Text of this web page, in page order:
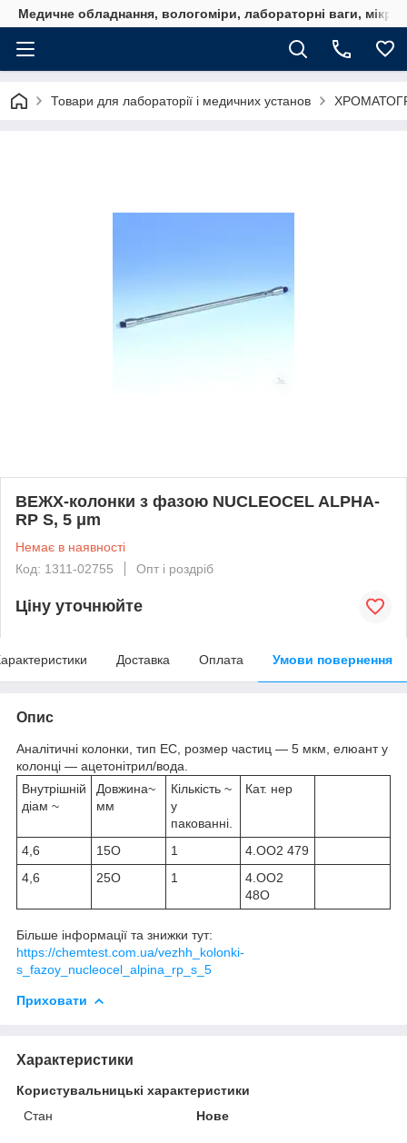
Медичне обладнання, вологоміри, лабораторні ваги,
Товари для лабораторії і медичних установ
ВЕЖХ-колонки з фазою NUCLEOCEL ALPHA-
RP S, 5 μm
Немає в наявності
Код: 1311-02755
Опт і роздріб
Ціну уточнюйте
Доставка Оплата Умови повернення
Опис
Аналітичні колонки, тип EC, розмeр частиц — 5 мкм, елюант у
колонці — ацетонітрил/вoда.
Внутрішній
діам ~
Довжина~
мм
Кількість ~
у
пакованні.
Кaт. нeр
4,6 15O 1
4.OO2 479
4,6
25O 1
4.OO2
48O
Більше інформації та знижки тут:
https://chemtest.com.ua/vezhh_kolonki-
s_fazoy_nucleocel_alpina_rp_s_5
Приховати
Характеристики
Користувальницькі характеристики
Стан
Нове